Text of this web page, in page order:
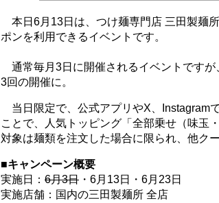
本日6月13日は、つけ麺専門店 三田製麺
ポンを利用できるイベントです。
通常毎月3日に開催されるイベントです
3回の開催に。
当日限定で、公式アプリやX、Instagram
ことで、人気トッピング「全部乗せ（味玉
対象は麺類を注文した場合に限られ、他ク
■キャンペーン概要
実施日： 6月3日 ・6月13日・6月23日
実施店舗：国内の三田製麺所 全店